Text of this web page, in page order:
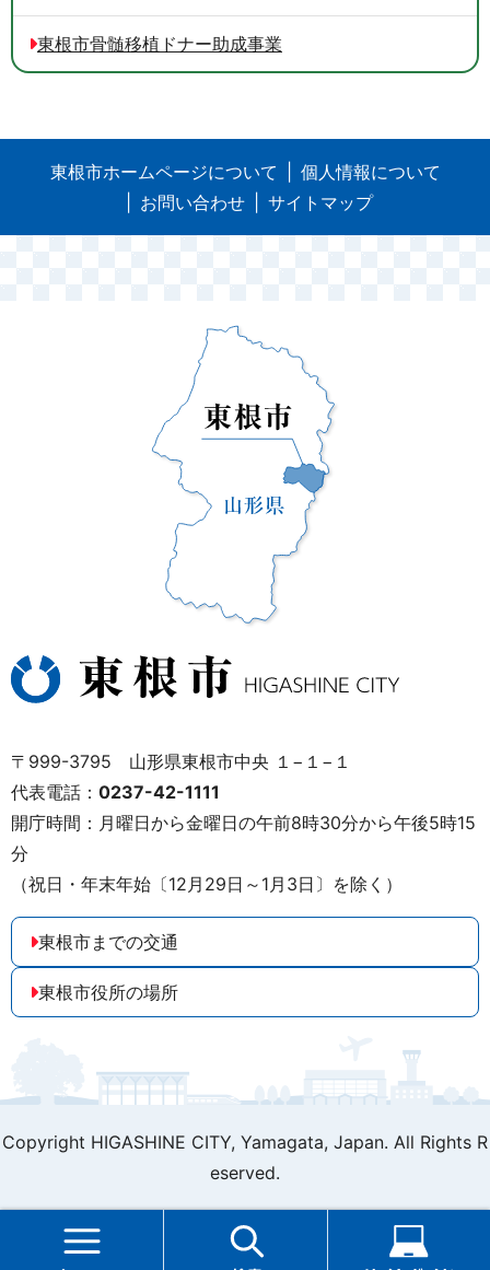
東根市骨髄移植ドナー助成事業
東根市ホームページについて
個人情報について
お問い合わせ
サイトマップ
〒999-3795 山形県東根市中央 １−１−１
代表電話： 0237-42-1111
開庁時間：月曜日から金曜日の午前8時30分から午後5時15
分
（祝日・年末年始〔12月29日～1月3日〕を除く）
東根市までの交通
東根市役所の場所
Copyright HIGASHINE CITY, Yamagata, Japan. All Rights R
eserved.